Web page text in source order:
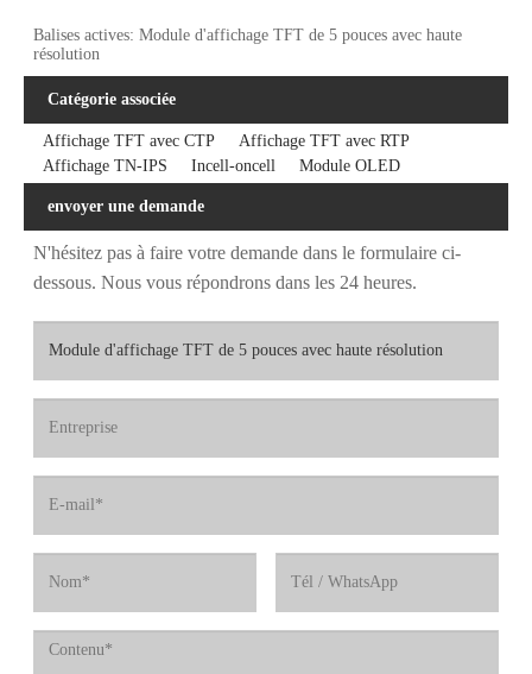
Balises actives: Module d'affichage TFT de 5 pouces avec haute
résolution
Catégorie associée
Affichage TFT avec CTP
Affichage TFT avec RTP
Affichage TN-IPS
Incell-oncell Module OLED
envoyer une demande
N'hésitez pas à faire votre demande dans le formulaire ci-
dessous. Nous vous répondrons dans les 24 heures.